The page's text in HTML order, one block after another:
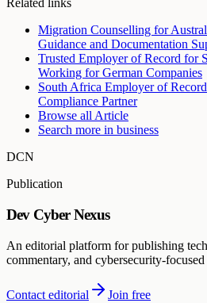
Related links
Migration Counselling for
Guidance and Documentation
Trusted Employer of Record for
Working for German Companies
South Africa Employer of
Compliance Partner
Browse all Article
Search more in business
DCN
Publication
Dev Cyber Nexus
An editorial platform for publishing
commentary, and cybersecurity-
Contact editorial Join free